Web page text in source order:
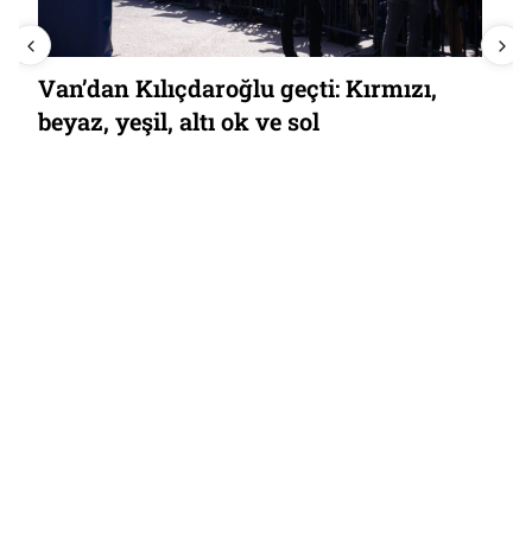
Van’dan Kılıçdaroğlu geçti: Kırmızı,
beyaz, yeşil, altı ok ve sol